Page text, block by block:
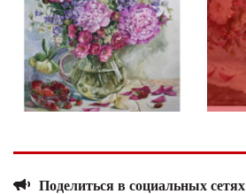
Поделиться в социальных сетях